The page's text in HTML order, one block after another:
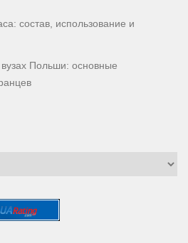
состав, использование и
Польши: основные